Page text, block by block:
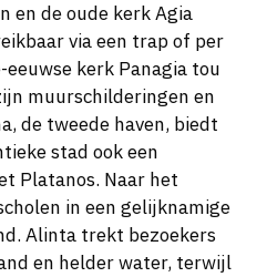
en de oude kerk Agia
via een trap of per
kerk Panagia tou
muurschilderingen en
de tweede haven, biedt
stad ook een
Platanos. Naar het
in een gelijknamige
Alinta trekt bezoekers
en helder water, terwijl